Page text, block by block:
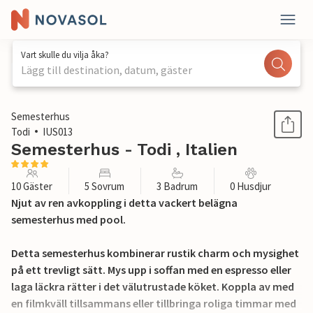
Vart skulle du vilja åka?
Lägg till destination, datum, gäster
1 / 56
Semesterhus
Todi
IUS013
Semesterhus - Todi , Italien
10 Gäster 5 Sovrum 3 Badrum 0 Husdjur
Njut av ren avkoppling i detta vackert belägna
semesterhus med pool.
Detta semesterhus kombinerar rustik charm och mysighet
på ett trevligt sätt. Mys upp i soffan med en espresso eller
laga läckra rätter i det välutrustade köket. Koppla av med
en filmkväll tillsammans eller tillbringa roliga timmar med